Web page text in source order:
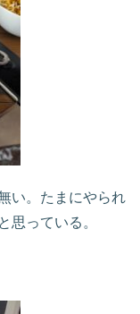
い。たまにやられ
思っている。